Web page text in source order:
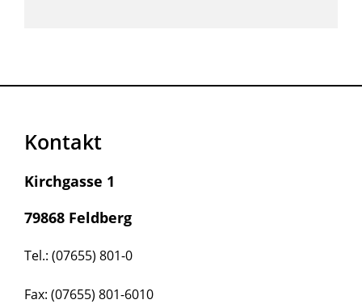
Kontakt
Kirchgasse 1
79868 Feldberg
Tel.: (07655) 801-0
Fax: (07655) 801-6010